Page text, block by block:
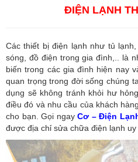
ĐIỆN LẠNH
Các thiết bị điện lạnh như tủ
sóng, đồ điện trong gia đình,.. là
biến trong các gia đình hiện nay
quan trọng trong đời sống chúng
dụng sẽ không tránh khỏi hư
điều đó và nhu cầu của khách
cho bạn. Gọi ngayCơ – Điện
được địa chỉ sửa chữa điện lạnh